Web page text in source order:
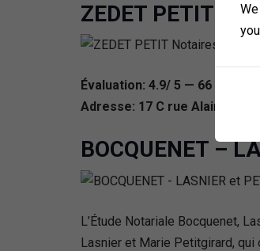
ZEDET PETIT
Évaluation: 4.9/ 5 — 66
Adresse: 17 C rue Alain
BOCQUENET –
L’Étude Notariale Bocquenet,
Lasnier et Marie Petitgirard,